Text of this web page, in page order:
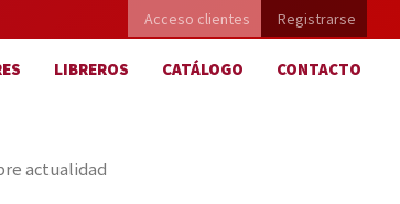
Acceso clientes Registrarse
LIBREROS CATÁLOGO CONTACTO
actualidad